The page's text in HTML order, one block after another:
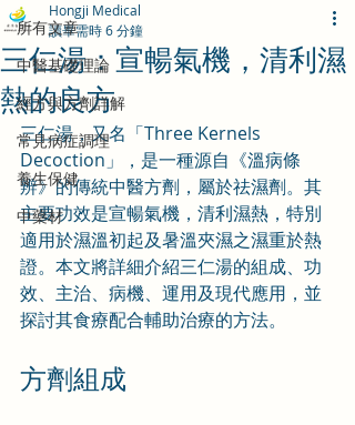
所有文章
中醫基礎理論
經方與方劑詳解
常見病症調理
養生保健
中藥材
三仁湯：宣暢氣機，清利濕
熱的良方
Hongji Medical
讀畢需時 6 分鐘
三仁湯，又名「Three Kernels
Decoction」，是一種源自《溫病條
辨》的傳統中醫方劑，屬於祛濕劑。其
主要功效是宣暢氣機，清利濕熱，特別
適用於濕溫初起及暑溫夾濕之濕重於熱
證。本文將詳細介紹三仁湯的組成、功
效、主治、病機、運用及現代應用，並
探討其食療配合輔助治療的方法。
方劑組成